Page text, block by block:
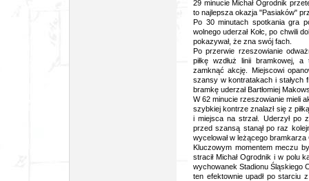
29 minucie Michał Ogrodnik
to najlepsza okazja "Pasiaków"
Po 30 minutach spotkania gra
wolnego uderzał Kołc, po chwili
pokazywał, że zna swój fach.
Po przerwie rzeszowianie
piłkę wzdłuż linii bramkowej,
zamknąć akcję. Miejscowi
szansy w kontratakach i stałych
bramkę uderzał Bartłomiej
W 62 minucie rzeszowianie mieli
szybkiej kontrze znalazł się z
i miejsca na strzał. Uderzył po
przed szansą stanął po raz
wycelował w leżącego bramkarza
Kluczowym momentem meczu
stracił Michał Ogrodnik i w polu
wychowanek Stadionu Śląskiego
ten efektownie upadł po starciu